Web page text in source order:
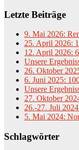
Letzte Beiträge
9. Mai 2026:
25. April 2026:
12. April 2026:
Unsere
26. Oktober
6. Juni 2025:
Unsere
27. Oktober
26.-27. Juli
5. Mai 2024:
Schlagwörter